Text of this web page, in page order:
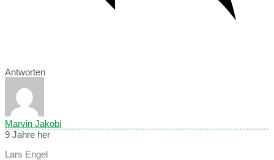
Antworten
Marvin Jakobi
9 Jahre her
Lars Engel